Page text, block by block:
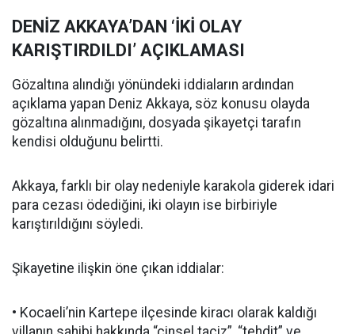
DENİZ AKKAYA’DAN ‘İKİ OLAY
KARIŞTIRDILDI’ AÇIKLAMASI
Gözaltına alındığı yönündeki iddiaların ardından
açıklama yapan Deniz Akkaya, söz konusu olayda
gözaltına alınmadığını, dosyada şikayetçi tarafın
kendisi olduğunu belirtti.
Akkaya, farklı bir olay nedeniyle karakola giderek idari
para cezası ödediğini, iki olayın ise birbiriyle
karıştırıldığını söyledi.
Şikayetine ilişkin öne çıkan iddialar:
• Kocaeli’nin Kartepe ilçesinde kiracı olarak kaldığı